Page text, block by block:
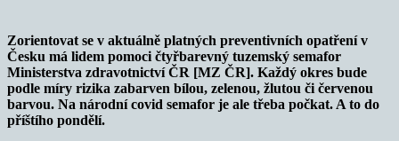
Zorientovat se v aktuálně platných preventivních opatření v
Česku má lidem pomoci čtyřbarevný tuzemský semafor
Ministerstva zdravotnictví ČR [MZ ČR]. Každý okres bude
podle míry rizika zabarven bílou, zelenou, žlutou či červenou
barvou. Na národní covid semafor je ale třeba počkat. A to do
příštího pondělí.